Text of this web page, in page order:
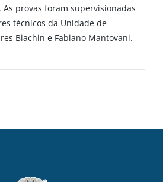
provas foram supervisionadas
técnicos da Unidade de
Biachin e Fabiano Mantovani.